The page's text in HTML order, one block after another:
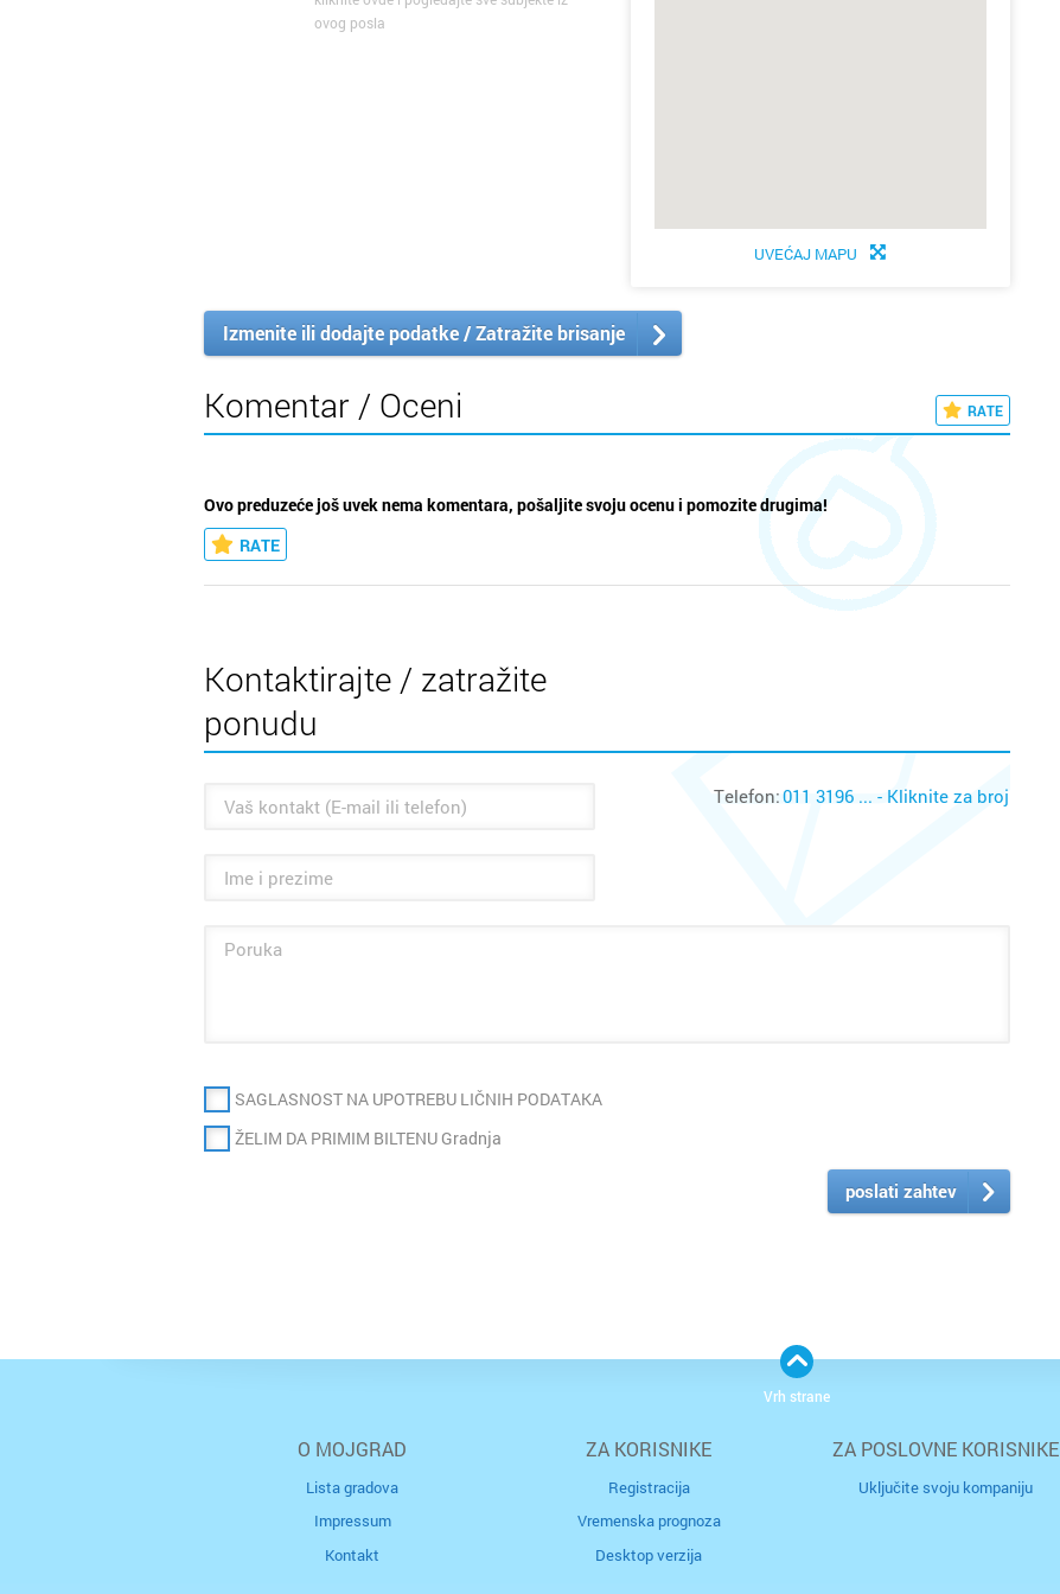
ovog posla
UVEĆAJ MAPU
Izmenite ili dodajte podatke / Zatražite brisanje
Komentar / Oceni RATE
Ovo preduzeće još uvek nema komentara, pošaljite svoju ocenu i pomozite drugima!
RATE
Kontaktirajte / zatražite
ponudu
Telefon:011 3196 ... - Kliknite za broj
SAGLASNOST NA UPOTREBU LIČNIH PODATAKA
ŽELIM DA PRIMIM BILTENU Gradnja
poslati zahtev
O MOJGRAD
Lista gradova
Impressum
Kontakt
ZA KORISNIKE
Registracija
Vremenska prognoza
Desktop verzija
ZA POSLOVNE KORISNIKE
Uključite svoju kompaniju
Vrh strane